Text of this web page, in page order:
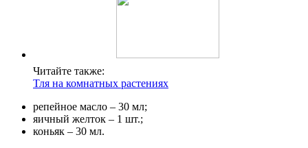
Читайте также:
Тля на комнатных растениях
репейное масло – 30 мл;
яичный желток – 1 шт.;
коньяк – 30 мл.